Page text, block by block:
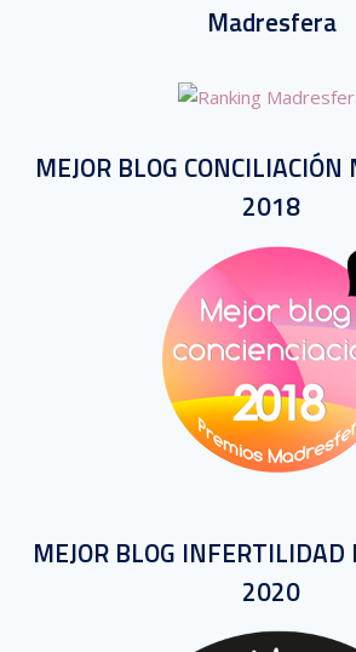
Madresfera
MEJOR BLOG
2018
MEJOR BLOG INFERTILIDAD
2020